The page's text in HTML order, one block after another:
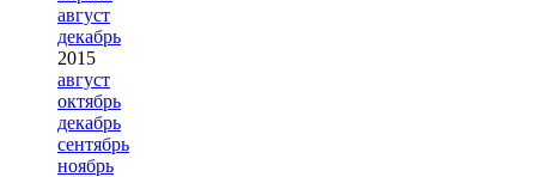
август
декабрь
2015
август
октябрь
декабрь
сентябрь
ноябрь